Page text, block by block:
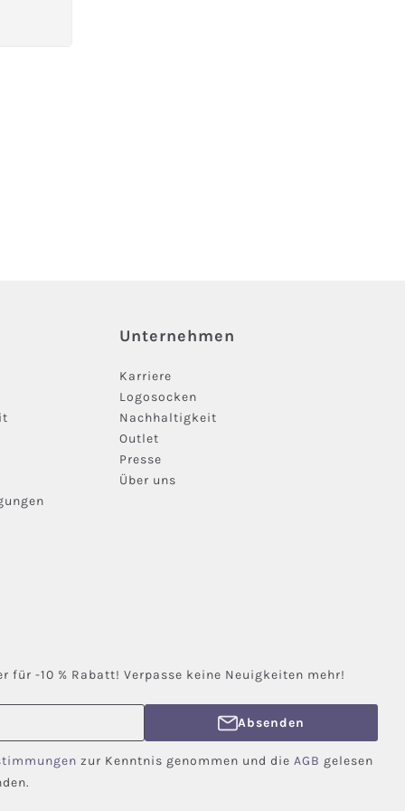
Unternehmen
Karriere
Logosocken
Nachhaltigkeit
Outlet
Presse
Über uns
für -10 % Rabatt! Verpasse keine Neuigkeiten mehr!
Absenden
zur Kenntnis genommen und die AGB gelesen